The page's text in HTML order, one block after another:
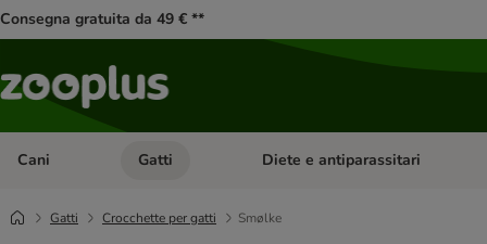
Consegna gratuita da 49 € **
Cani Apri Menu Categoria: Cani
Gatti Apri Menu Categoria: Gatti
Diete e antiparassitari
Gatti Crocchette per gatti Smølke